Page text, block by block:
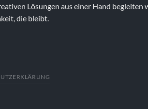
Lösungen aus einer Hand
die bleibt.